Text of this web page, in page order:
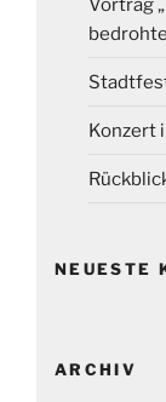
Vortrag
Konzert
NEUESTE
ARCHIV